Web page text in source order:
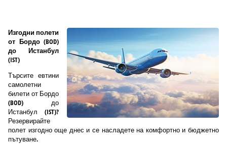
Изгодни полети
от Бордо (BOD)
до Истанбул
(IST)
Търсите евтини
самолетни
билети от Бордо
(BOD) до
Истанбул (IST)?
Резервирайте
полет изгодно още днес и се насладете на комфортно и бюджетно
пътуване.